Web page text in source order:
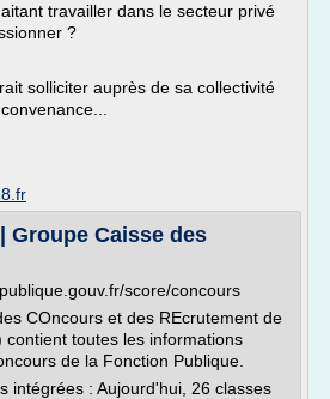
travailler dans le secteur privé
?
solliciter auprès de sa collectivité
Groupe Caisse des
score/concours
COncours et des REcrutement de
contient toutes les informations
de la Fonction Publique.
intégrées : Aujourd'hui, 26 classes